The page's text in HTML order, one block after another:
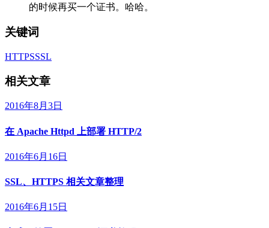
的时候再买一个证书。哈哈。
关键词
HTTPSSSL
相关文章
2016年8月3日
在 Apache Httpd 上部署 HTTP/2
2016年6月16日
SSL、HTTPS 相关文章整理
2016年6月15日